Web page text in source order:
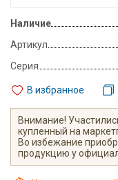
Наличие
Артикул
Серия
В избранное
Внимание!
купленный на
Во избежание
продукцию у